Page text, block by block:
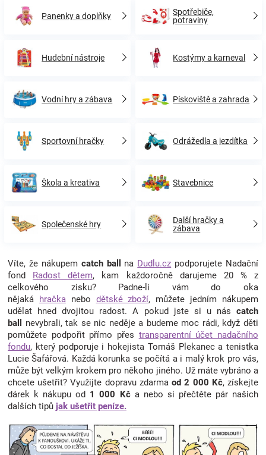
Panenky a doplňky
Spotřebiče,
potraviny
Hudební nástroje Kostýmy a karneval
Vodní hry a zábava Pískoviště a zahrada
Sportovní hračky Odrážedla a jezdítka
Škola a kreativa Stavebnice
Společenské hry
Další hračky a
zábava
Víte, že nákupem catch ball na Dudlu.cz podporujete Nadační
fond Radost dětem, kam každoročně darujeme 20 % z
celkového zisku? Padne-li vám do oka
nějaká hračka nebo dětské zboží, můžete jedním nákupem
udělat hned dvojitou radost. A pokud jste si u nás catch
ball nevybrali, tak se nic neděje a budeme moc rádi, když děti
pomůžete podpořit přímo přes transparentní účet nadačního
fondu, který podporuje i hokejista Tomáš Plekanec a tenistka
Lucie Šafářová. Každá korunka se počítá a i malý krok pro vás,
může být velkým krokem pro někoho jiného. Už máte vybráno a
chcete ušetřit? Využijte dopravu zdarmaod 2 000 Kč, získejte
dárek k nákupu od 1 000 Kča nebo si přečtěte pár našich
dalších tipů jak ušetřit peníze.